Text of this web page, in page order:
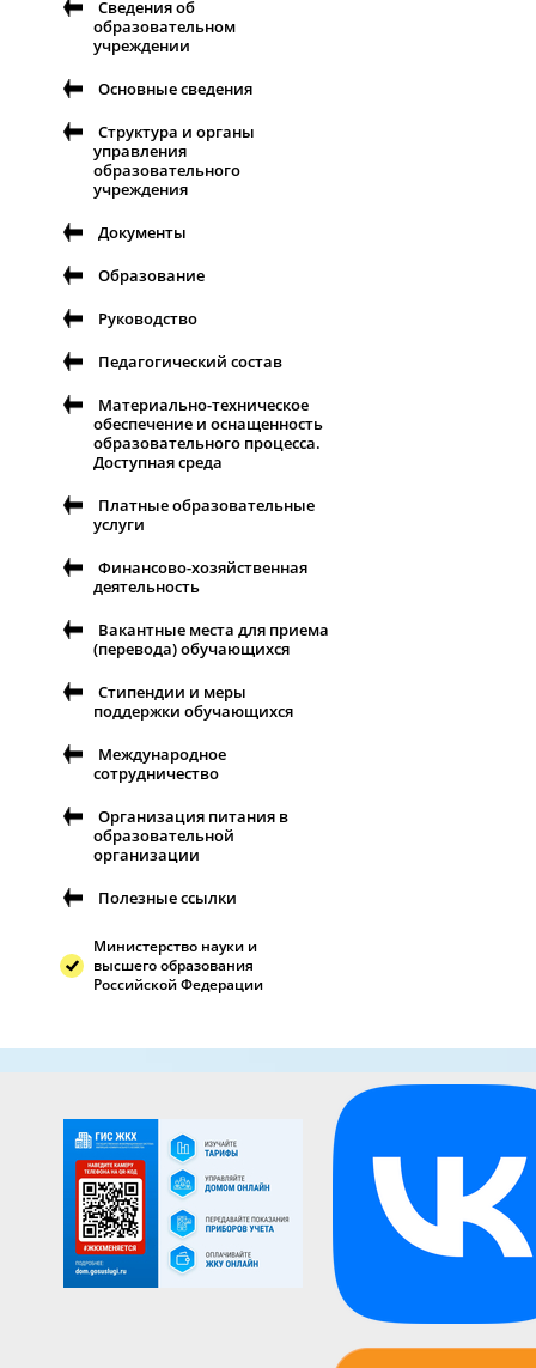
Сведения об
образовательном
учреждении
Основные сведения
Структура и органы
управления
образовательного
учреждения
Документы
Образование
Руководство
Педагогический состав
Материально-техническое
обеспечение и оснащенность
образовательного процесса.
Доступная среда
Платные образовательные
услуги
Финансово-хозяйственная
деятельность
Вакантные места для приема
(перевода) обучающихся
Стипендии и меры
поддержки обучающихся
Международное
сотрудничество
Организация питания в
образовательной
организации
Полезные ссылки
Министерство науки и
высшего образования
Российской Федерации